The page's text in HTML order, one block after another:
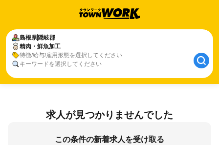
島根県 隠岐郡
精肉・鮮魚加工
特徴/給与/雇用形態を選択してください
キーワードを選択してください
求人が見つかりませんでした
この条件の新着求人を受け取る